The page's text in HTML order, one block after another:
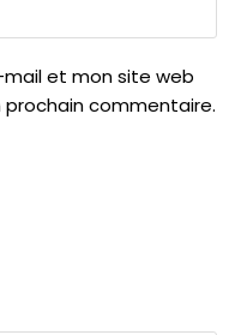
et mon site web
commentaire.